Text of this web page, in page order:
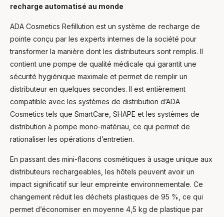
recharge automatisé au monde
ADA Cosmetics Refillution est un système de recharge de
pointe conçu par les experts internes de la société pour
transformer la manière dont les distributeurs sont remplis. Il
contient une pompe de qualité médicale qui garantit une
sécurité hygiénique maximale et permet de remplir un
distributeur en quelques secondes. Il est entièrement
compatible avec les systèmes de distribution d’ADA
Cosmetics tels que SmartCare, SHAPE et les systèmes de
distribution à pompe mono-matériau, ce qui permet de
rationaliser les opérations d’entretien.
En passant des mini-flacons cosmétiques à usage unique aux
distributeurs rechargeables, les hôtels peuvent avoir un
impact significatif sur leur empreinte environnementale. Ce
changement réduit les déchets plastiques de 95 %, ce qui
permet d’économiser en moyenne 4,5 kg de plastique par
assistant and product consultant from ADA
Cosmetics. 😊 I'm here to help with any
questions about our hotel cosmetics
solutions. How can I assist you today?